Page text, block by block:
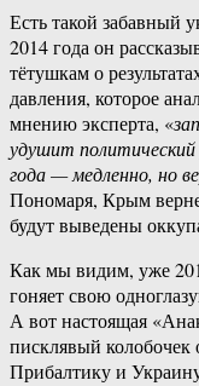
Есть такой забавный
2014 года он
тётушкам о
давления, которое
мнению эксперта, «
удушит
года — медленно, но
Пономаря, Крым
будут выведены
Как мы видим, уже
гоняет свою
А вот настоящая
писклявый
Прибалтику и